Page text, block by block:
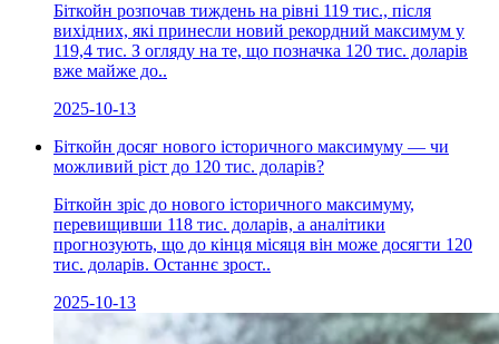
Біткойн розпочав тиждень на рівні 119 тис., після
вихідних, які принесли новий рекордний максимум у
119,4 тис. З огляду на те, що позначка 120 тис. доларів
вже майже до..
2025-10-13
Біткойн досяг нового історичного максимуму — чи
можливий ріст до 120 тис. доларів?
Біткойн зріс до нового історичного максимуму,
перевищивши 118 тис. доларів, а аналітики
прогнозують, що до кінця місяця він може досягти 120
тис. доларів. Останнє зрост..
2025-10-13